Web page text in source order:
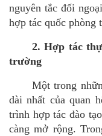
nguyên tắc đối
hợp tác quốc phòng
2. Hợp tác
trường
Một trong
dài nhất của quan
trình hợp tác đào
càng mở rộng.